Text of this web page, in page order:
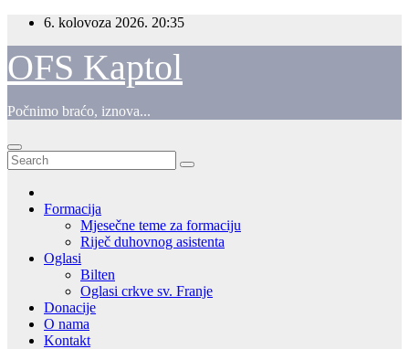
Skip
content
6. kolovoza 2026. 20:35
OFS Kaptol
Počnimo braćo, iznova...
Formacija
Mjesečne teme za formaciju
Riječ duhovnog asistenta
Oglasi
Bilten
Oglasi crkve sv. Franje
Donacije
O nama
Kontakt